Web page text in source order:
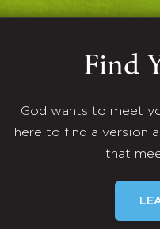
Find
God wants to meet
here to find a version
that